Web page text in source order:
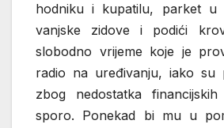
hodniku i kupatilu, parket u
vanjske zidove i podići
slobodno vrijeme koje je
radio na uređivanju, iako su
zbog nedostatka
sporo. Ponekad bi mu u